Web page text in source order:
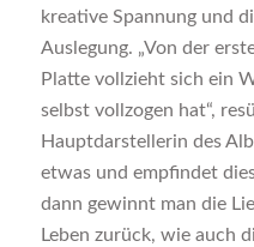
kreative Spannung und
Auslegung. „Von der
Platte vollzieht sich ein
selbst vollzogen hat“,
Hauptdarstellerin des
etwas und empfindet
dann gewinnt man die
Leben zurück, wie auch